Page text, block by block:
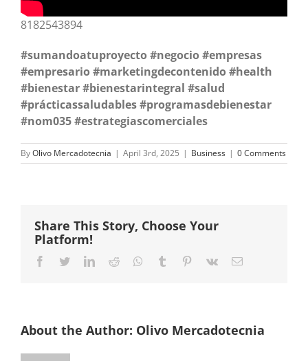
8182543894
#sumandoatuproyecto #negocio #empresas
#empresario #marketingdecontenido #health
#bienestar#bienestarintegral #salud
#prácticassaludables#programasdebienestar
#nom035#estrategiascomerciales
ByOlivo Mercadotecnia | April 3rd, 2025 | Business | 0 Comments
Share This Story, Choose Your
Platform!
Facebook
TwitterLinkedIn
Reddit Whatsapp
Tumblr Pinterest
Vk Email
About the Author: Olivo Mercadotecnia